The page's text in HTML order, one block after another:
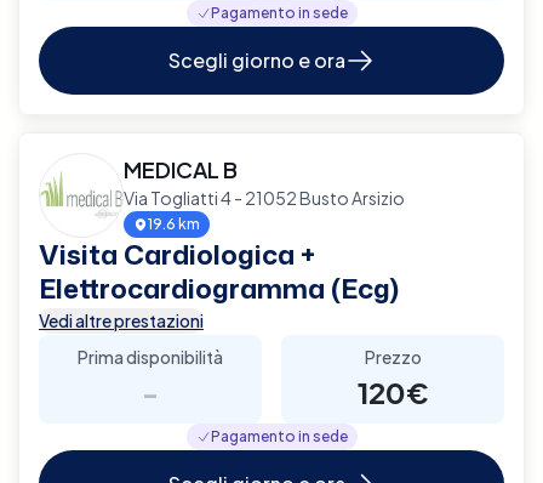
Pagamento in sede
Scegli giorno e ora
MEDICAL B
Via Togliatti 4 - 21052 Busto Arsizio
19.6 km
Visita Cardiologica +
Elettrocardiogramma (Ecg)
Vedi altre prestazioni
Prima disponibilità
-
Prezzo
120€
Pagamento in sede